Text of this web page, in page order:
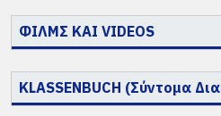
ΦΙΛΜΣ ΚΑΙ VIDEOS
KLASSENBUCH (Σύντομα